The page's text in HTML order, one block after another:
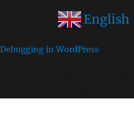
: Function
Debugging in WordPress
English